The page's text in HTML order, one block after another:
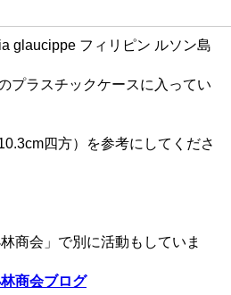
glaucippe フィリピン ルソン島
プラスチックケースに入ってい
四方）を参考にしてくださ
商会」で別に活動もしていま
商会ブログ